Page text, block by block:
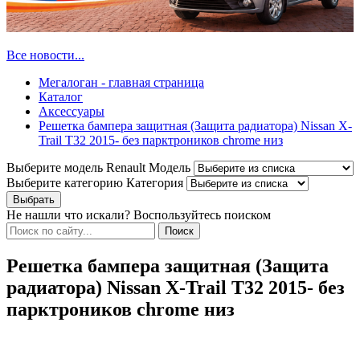
Все новости...
Мегалоган - главная страница
Каталог
Аксессуары
Решетка бампера защитная (Защита радиатора) Nissan X-
Trail T32 2015- без парктроников chrome низ
Выберите модель Renault Модель
Выберите категорию Категория
Не нашли что искали? Воспользуйтесь поиском
Решетка бампера защитная (Защита
радиатора) Nissan X-Trail T32 2015- без
парктроников chrome низ